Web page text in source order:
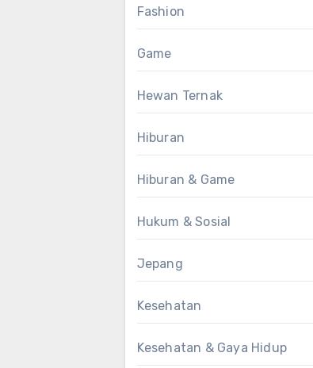
Fashion
Game
Hewan Ternak
Hiburan
Hiburan & Game
Hukum & Sosial
Jepang
Kesehatan
Kesehatan & Gaya Hidup